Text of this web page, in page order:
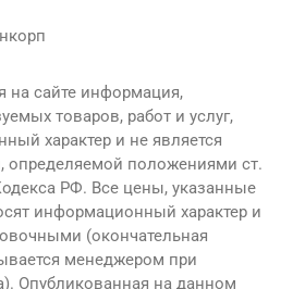
на сайте информация,
товаров, работ и услуг,
характер и не является
определяемой положениями ст.
РФ. Все цены, указанные
информационный характер и
(окончательная
менеджером при
Опубликованная на данном